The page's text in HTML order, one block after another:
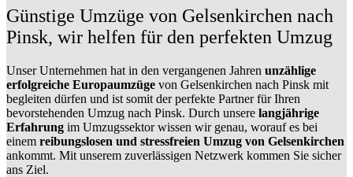
Günstige Umzüge von Gelsenkirchen nach
Pinsk, wir helfen für den perfekten Umzug
Unser Unternehmen hat in den vergangenen Jahren unzählige
erfolgreiche Europaumzüge von Gelsenkirchen nach Pinsk mit
begleiten dürfen und ist somit der perfekte Partner für Ihren
bevorstehenden Umzug nach Pinsk. Durch unsere langjährige
Erfahrung im Umzugssektor wissen wir genau, worauf es bei
einem reibungslosen und stressfreien Umzug von Gelsenkirchen
ankommt. Mit unserem zuverlässigen Netzwerk kommen Sie sicher
ans Ziel.